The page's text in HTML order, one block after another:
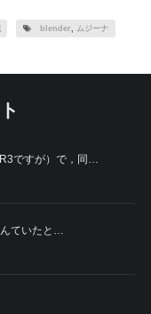
blender,ムジーナ
ですが）で，同…
ていたと…